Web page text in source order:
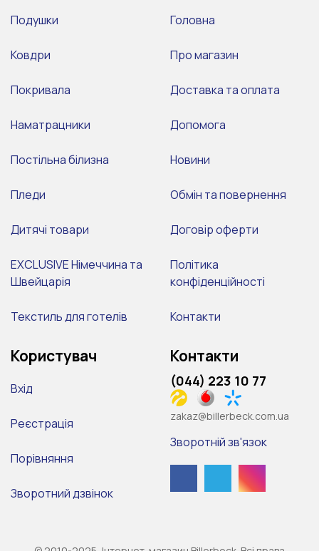
Подушки
Ковдри
Покривала
Наматрацники
Постільна білизна
Пледи
Дитячі товари
EXCLUSIVE Німеччина та
Швейцарія
Текстиль для готелів
Головна
Про магазин
Доставка та оплата
Допомога
Новини
Обмін та повернення
Договір оферти
Політика
конфіденційності
Контакти
Користувач
Вхід
Реєстрація
Порівняння
Зворотний дзвінок
Контакти
(044) 223 10 77
zakaz@billerbeck.com.ua
Зворотній зв'язок